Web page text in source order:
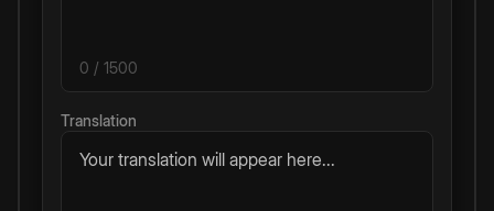
0 / 1500
Translation
Your translation will appear here...